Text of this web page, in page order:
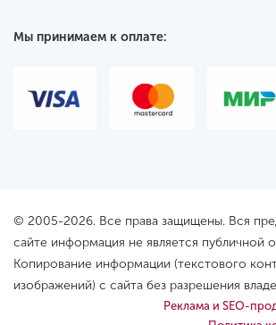
Мы принимаем к оплате:
© 2005-2026. Все права защищены. Вся
сайте информация не является публичной
Копирование информации (текстового
изображений) с сайта без разрешения
Реклама и SEO-